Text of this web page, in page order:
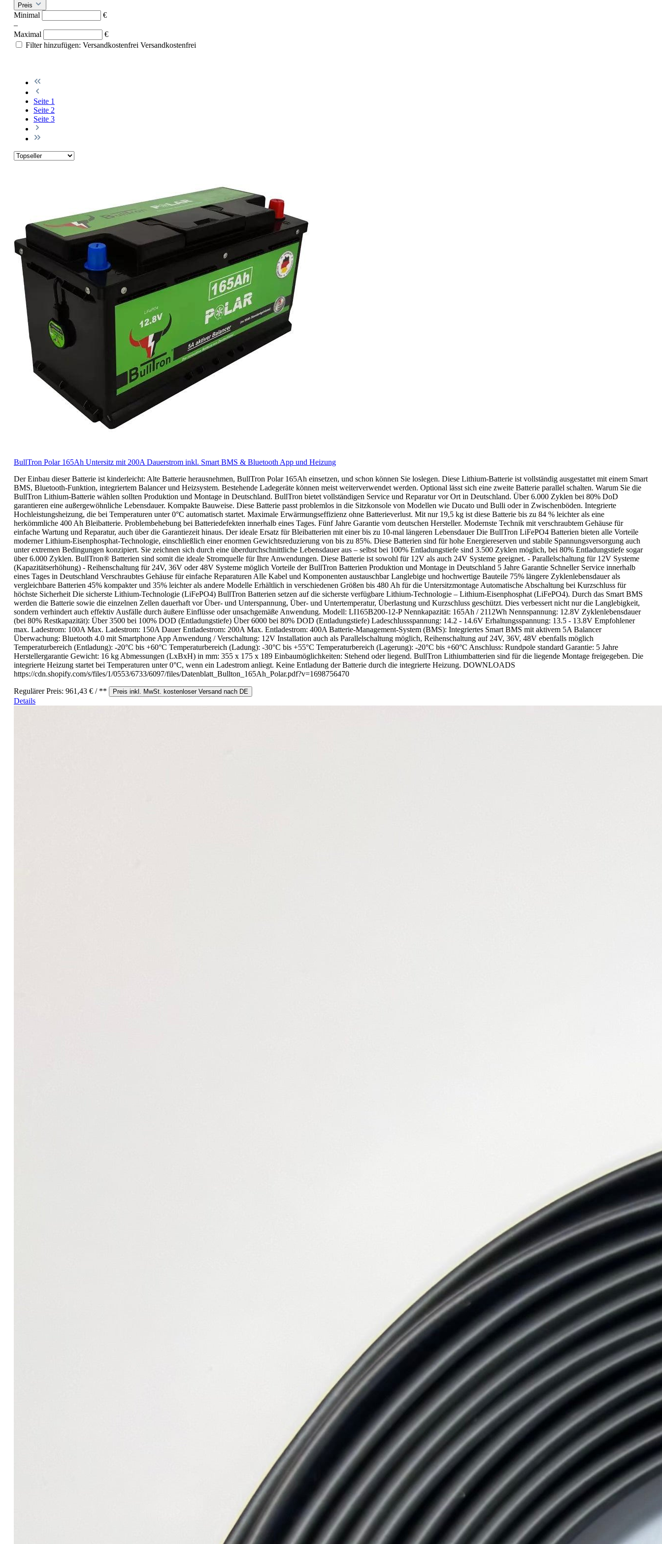
Preis
Minimal
€
–
Maximal
€
Filter hinzufügen: Versandkostenfrei Versandkostenfrei
Seite 1
Seite 2
Seite 3
BullTron Polar 165Ah Untersitz mit 200A Dauerstrom inkl. Smart BMS & Bluetooth App und Heizung
Der Einbau dieser Batterie ist kinderleicht: Alte Batterie herausnehmen, BullTron Polar 165Ah einsetzen, und schon können Sie loslegen. Diese Lithium-Batterie ist vollständig ausgestattet mit einem Smart
BMS, Bluetooth-Funktion, integriertem Balancer und Heizsystem. Bestehende Ladegeräte können meist weiterverwendet werden. Optional lässt sich eine zweite Batterie parallel schalten. Warum Sie die
BullTron Lithium-Batterie wählen sollten Produktion und Montage in Deutschland. BullTron bietet vollständigen Service und Reparatur vor Ort in Deutschland. Über 6.000 Zyklen bei 80% DoD
garantieren eine außergewöhnliche Lebensdauer. Kompakte Bauweise. Diese Batterie passt problemlos in die Sitzkonsole von Modellen wie Ducato und Bulli oder in Zwischenböden. Integrierte
Hochleistungsheizung, die bei Temperaturen unter 0°C automatisch startet. Maximale Erwärmungseffizienz ohne Batterieverlust. Mit nur 19,5 kg ist diese Batterie bis zu 84 % leichter als eine
herkömmliche 400 Ah Bleibatterie. Problembehebung bei Batteriedefekten innerhalb eines Tages. Fünf Jahre Garantie vom deutschen Hersteller. Modernste Technik mit verschraubtem Gehäuse für
einfache Wartung und Reparatur, auch über die Garantiezeit hinaus. Der ideale Ersatz für Bleibatterien mit einer bis zu 10-mal längeren Lebensdauer Die BullTron LiFePO4 Batterien bieten alle Vorteile
moderner Lithium-Eisenphosphat-Technologie, einschließlich einer enormen Gewichtsreduzierung von bis zu 85%. Diese Batterien sind für hohe Energiereserven und stabile Spannungsversorgung auch
unter extremen Bedingungen konzipiert. Sie zeichnen sich durch eine überdurchschnittliche Lebensdauer aus – selbst bei 100% Entladungstiefe sind 3.500 Zyklen möglich, bei 80% Entladungstiefe sogar
über 6.000 Zyklen. BullTron® Batterien sind somit die ideale Stromquelle für Ihre Anwendungen. Diese Batterie ist sowohl für 12V als auch 24V Systeme geeignet. - Parallelschaltung für 12V Systeme
(Kapazitätserhöhung) - Reihenschaltung für 24V, 36V oder 48V Systeme möglich Vorteile der BullTron Batterien Produktion und Montage in Deutschland 5 Jahre Garantie Schneller Service innerhalb
eines Tages in Deutschland Verschraubtes Gehäuse für einfache Reparaturen Alle Kabel und Komponenten austauschbar Langlebige und hochwertige Bauteile 75% längere Zyklenlebensdauer als
vergleichbare Batterien 45% kompakter und 35% leichter als andere Modelle Erhältlich in verschiedenen Größen bis 480 Ah für die Untersitzmontage Automatische Abschaltung bei Kurzschluss für
höchste Sicherheit Die sicherste Lithium-Technologie (LiFePO4) BullTron Batterien setzen auf die sicherste verfügbare Lithium-Technologie – Lithium-Eisenphosphat (LiFePO4). Durch das Smart BMS
werden die Batterie sowie die einzelnen Zellen dauerhaft vor Über- und Unterspannung, Über- und Untertemperatur, Überlastung und Kurzschluss geschützt. Dies verbessert nicht nur die Langlebigkeit,
sondern verhindert auch effektiv Ausfälle durch äußere Einflüsse oder unsachgemäße Anwendung. Modell: LI165B200-12-P Nennkapazität: 165Ah / 2112Wh Nennspannung: 12.8V Zyklenlebensdauer
(bei 80% Restkapazität): Über 3500 bei 100% DOD (Entladungstiefe) Über 6000 bei 80% DOD (Entladungstiefe) Ladeschlussspannung: 14.2 - 14.6V Erhaltungsspannung: 13.5 - 13.8V Empfohlener
max. Ladestrom: 100A Max. Ladestrom: 150A Dauer Entladestrom: 200A Max. Entladestrom: 400A Batterie-Management-System (BMS): Integriertes Smart BMS mit aktivem 5A Balancer
Überwachung: Bluetooth 4.0 mit Smartphone App Anwendung / Verschaltung: 12V Installation auch als Parallelschaltung möglich, Reihenschaltung auf 24V, 36V, 48V ebenfalls möglich
Temperaturbereich (Entladung): -20°C bis +60°C Temperaturbereich (Ladung): -30°C bis +55°C Temperaturbereich (Lagerung): -20°C bis +60°C Anschluss: Rundpole standard Garantie: 5 Jahre
Herstellergarantie Gewicht: 16 kg Abmessungen (LxBxH) in mm: 355 x 175 x 189 Einbaumöglichkeiten: Stehend oder liegend. BullTron Lithiumbatterien sind für die liegende Montage freigegeben. Die
integrierte Heizung startet bei Temperaturen unter 0°C, wenn ein Ladestrom anliegt. Keine Entladung der Batterie durch die integrierte Heizung. DOWNLOADS
https://cdn.shopify.com/s/files/1/0553/6733/6097/files/Datenblatt_Bullton_165Ah_Polar.pdf?v=1698756470
Regulärer Preis: 961,43 € / ** Preis inkl. MwSt. kostenloser Versand nach DE
Details